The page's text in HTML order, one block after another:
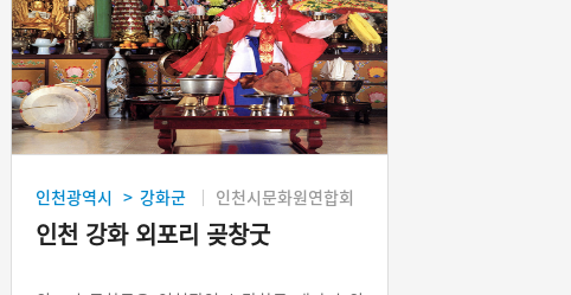
인천광역시 > 강화군 인천시문화원연합회
인천 강화 외포리 곶창굿